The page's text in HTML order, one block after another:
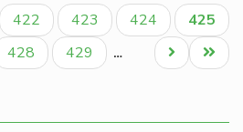
al
Paĝo
422 Paĝo
423 Paĝo
424
Aktuala
paĝo
425
Paĝo
428 Paĝo
429 …
Last
page
Next
page